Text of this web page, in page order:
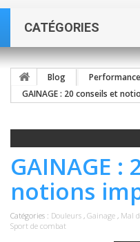
CATÉGORIES
Blog
GAINAGE : 20 conseils et
GAINAGE :
notions
Catégories : Douleurs , Gainage , Mal
Sport de combat